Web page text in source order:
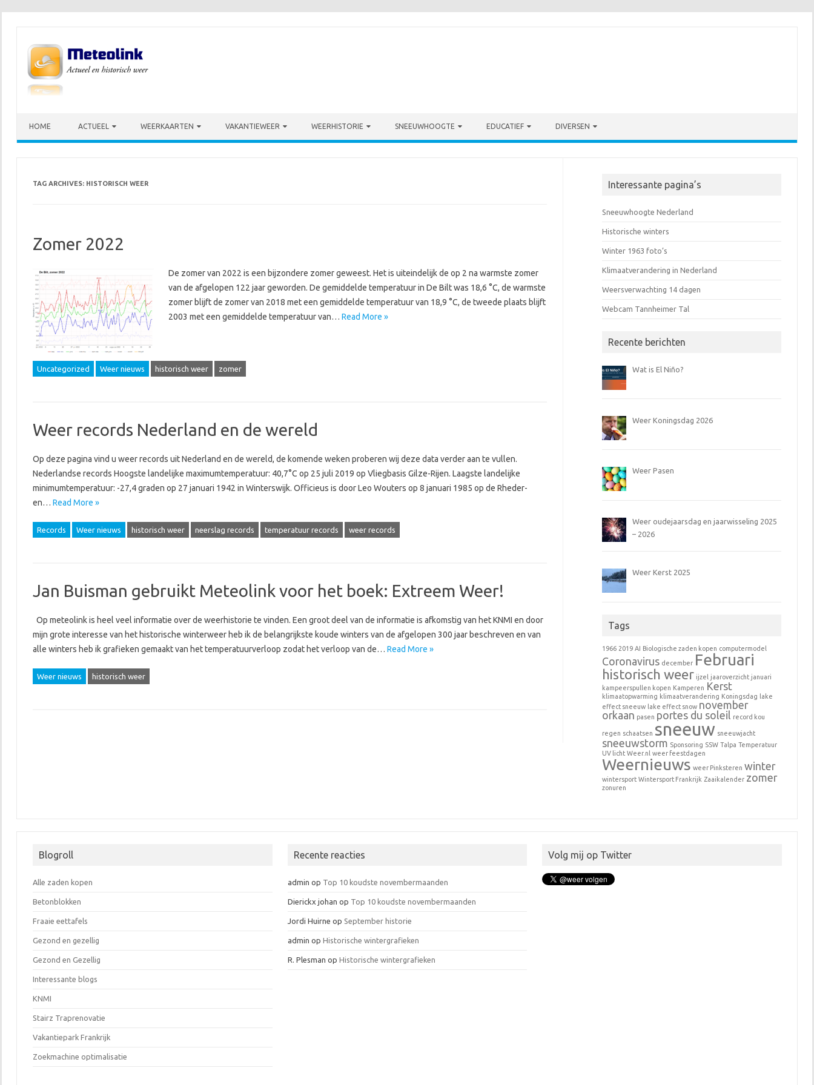
HOME ACTUEEL WEERKAARTEN VAKANTIEWEER WEERHISTORIE SNEEUWHOOGTE EDUCATIEF DIVERSEN
TAG ARCHIVES: HISTORISCH WEER
Zomer 2022
De zomer van 2022 is een bijzondere zomer geweest. Het is uiteindelijk de op 2 na warmste zomer
van de afgelopen 122 jaar geworden. De gemiddelde temperatuur in De Bilt was 18,6 °C, de warmste
zomer blijft de zomer van 2018 met een gemiddelde temperatuur van 18,9 °C, de tweede plaats blijft
2003 met een gemiddelde temperatuur van… Read More »
Uncategorized Weer nieuws historisch weer zomer
Weer records Nederland en de wereld
Op deze pagina vind u weer records uit Nederland en de wereld, de komende weken proberen wij deze data verder aan te vullen.
Nederlandse records Hoogste landelijke maximumtemperatuur: 40,7°C op 25 juli 2019 op Vliegbasis Gilze-Rijen. Laagste landelijke
minimumtemperatuur: -27,4 graden op 27 januari 1942 in Winterswijk. Officieus is door Leo Wouters op 8 januari 1985 op de Rheder-
en… Read More »
Records Weer nieuws historisch weer neerslag records temperatuur records weer records
Jan Buisman gebruikt Meteolink voor het boek: Extreem Weer!
Op meteolink is heel veel informatie over de weerhistorie te vinden. Een groot deel van de informatie is afkomstig van het KNMI en door
mijn grote interesse van het historische winterweer heb ik de belangrijkste koude winters van de afgelopen 300 jaar beschreven en van
alle winters heb ik grafieken gemaakt van het temperatuurverloop zodat het verloop van de… Read More »
Weer nieuws historisch weer
Interessante pagina’s
Sneeuwhoogte Nederland
Historische winters
Winter 1963 foto’s
Klimaatverandering in Nederland
Weersverwachting 14 dagen
Webcam Tannheimer Tal
Recente berichten
Wat is El Niño?
Weer Koningsdag 2026
Weer Pasen
Weer oudejaarsdag en jaarwisseling 2025
– 2026
Weer Kerst 2025
Tags
1966 2019 AI Biologische zaden kopen computermodel
Coronavirus december Februari
historisch weer ijzel jaaroverzicht januari
kampeerspullen kopen Kamperen Kerst
klimaatopwarming klimaatverandering Koningsdag lake
effect sneeuw lake effect snow november
orkaan pasen portes du soleil record kou
regen schaatsen sneeuw sneeuwjacht
sneeuwstorm Sponsoring SSW Talpa Temperatuur
UV licht Weer.nl weer feestdagen
Weernieuws weer Pinksteren winter
wintersport Wintersport Frankrijk Zaaikalender zomer
zonuren
Blogroll
Alle zaden kopen
Betonblokken
Fraaie eettafels
Gezond en gezellig
Gezond en Gezellig
Interessante blogs
KNMI
Stairz Traprenovatie
Vakantiepark Frankrijk
Zoekmachine optimalisatie
Recente reacties
admin op Top 10 koudste novembermaanden
Dierickx johan op Top 10 koudste novembermaanden
Jordi Huirne op September historie
admin op Historische wintergrafieken
R. Plesman op Historische wintergrafieken
Volg mij op Twitter